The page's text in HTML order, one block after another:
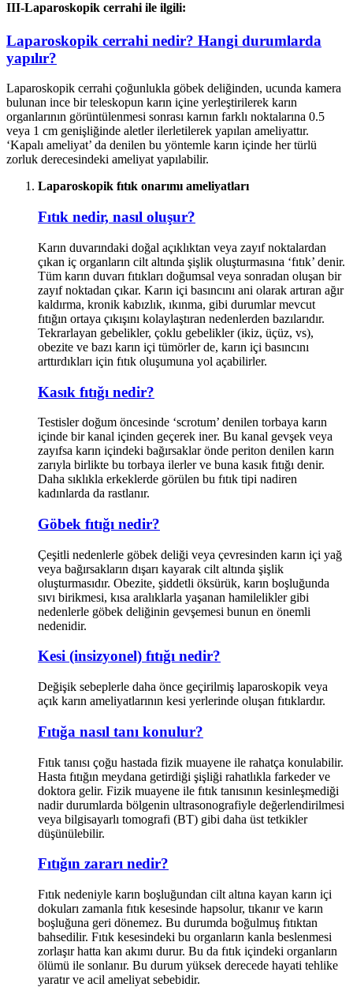
III-Laparoskopik cerrahi ile ilgili:
Laparoskopik cerrahi nedir? Hangi durumlarda
yapılır?
Laparoskopik cerrahi çoğunlukla göbek deliğinden, ucunda kamera
bulunan ince bir teleskopun karın içine yerleştirilerek karın
organlarının görüntülenmesi sonrası karnın farklı noktalarına 0.5
veya 1 cm genişliğinde aletler ilerletilerek yapılan ameliyattır.
‘Kapalı ameliyat’ da denilen bu yöntemle karın içinde her türlü
zorluk derecesindeki ameliyat yapılabilir.
Laparoskopik fıtık onarımı ameliyatları
Fıtık nedir, nasıl oluşur?
Karın duvarındaki doğal açıklıktan veya zayıf noktalardan
çıkan iç organların cilt altında şişlik oluşturmasına ‘fıtık’ denir.
Tüm karın duvarı fıtıkları doğumsal veya sonradan oluşan bir
zayıf noktadan çıkar. Karın içi basıncını ani olarak artıran ağır
kaldırma, kronik kabızlık, ıkınma, gibi durumlar mevcut
fıtığın ortaya çıkışını kolaylaştıran nedenlerden bazılarıdır.
Tekrarlayan gebelikler, çoklu gebelikler (ikiz, üçüz, vs),
obezite ve bazı karın içi tümörler de, karın içi basıncını
arttırdıkları için fıtık oluşumuna yol açabilirler.
Kasık fıtığı nedir?
Testisler doğum öncesinde ‘scrotum’ denilen torbaya karın
içinde bir kanal içinden geçerek iner. Bu kanal gevşek veya
zayıfsa karın içindeki bağırsaklar önde periton denilen karın
zarıyla birlikte bu torbaya ilerler ve buna kasık fıtığı denir.
Daha sıklıkla erkeklerde görülen bu fıtık tipi nadiren
kadınlarda da rastlanır.
Göbek fıtığı nedir?
Çeşitli nedenlerle göbek deliği veya çevresinden karın içi yağ
veya bağırsakların dışarı kayarak cilt altında şişlik
oluşturmasıdır. Obezite, şiddetli öksürük, karın boşluğunda
sıvı birikmesi, kısa aralıklarla yaşanan hamilelikler gibi
nedenlerle göbek deliğinin gevşemesi bunun en önemli
nedenidir.
Kesi (insizyonel) fıtığı nedir?
Değişik sebeplerle daha önce geçirilmiş laparoskopik veya
açık karın ameliyatlarının kesi yerlerinde oluşan fıtıklardır.
Fıtığa nasıl tanı konulur?
Fıtık tanısı çoğu hastada fizik muayene ile rahatça konulabilir.
Hasta fıtığın meydana getirdiği şişliği rahatlıkla farkeder ve
doktora gelir. Fizik muayene ile fıtık tanısının kesinleşmediği
nadir durumlarda bölgenin ultrasonografiyle değerlendirilmesi
veya bilgisayarlı tomografi (BT) gibi daha üst tetkikler
düşünülebilir.
Fıtığın zararı nedir?
Fıtık nedeniyle karın boşluğundan cilt altına kayan karın içi
dokuları zamanla fıtık kesesinde hapsolur, tıkanır ve karın
boşluğuna geri dönemez. Bu durumda boğulmuş fıtıktan
bahsedilir. Fıtık kesesindeki bu organların kanla beslenmesi
zorlaşır hatta kan akımı durur. Bu da fıtık içindeki organların
ölümü ile sonlanır. Bu durum yüksek derecede hayati tehlike
yaratır ve acil ameliyat sebebidir.